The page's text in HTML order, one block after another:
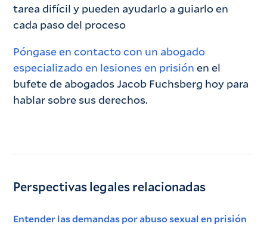
tarea difícil y pueden ayudarlo a guiarlo en
cada paso del proceso
Póngase en contacto con un abogado
especializado en lesiones en prisión en el
bufete de abogados Jacob Fuchsberg hoy para
hablar sobre sus derechos.
Perspectivas legales relacionadas
Entender las demandas por abuso sexual en prisión